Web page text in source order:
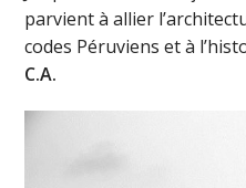
parvient à allier
codes Péruviens et à
C.A.